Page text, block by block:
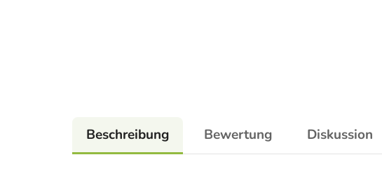
Beschreibung Bewertung Diskussion